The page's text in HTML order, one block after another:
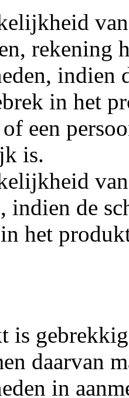
rekening
indien
in het
een
is.
indien de
het
is
daarvan
in